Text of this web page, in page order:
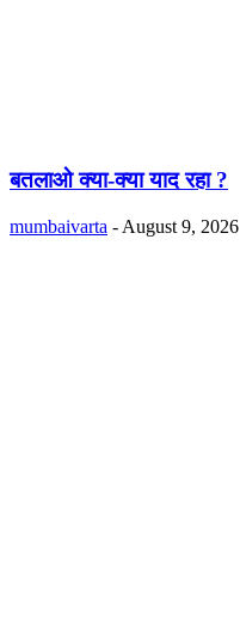
बतलाओ क्या-क्या याद रहा ?
mumbaivarta - August 9, 2026